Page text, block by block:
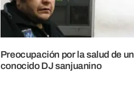
Preocupación por la salud de un
conocido DJ sanjuanino